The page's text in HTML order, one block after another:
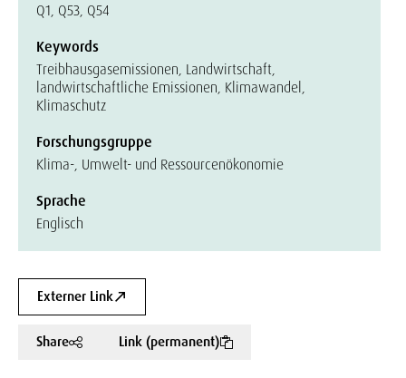
Q1, Q53, Q54
Keywords
Treibhausgasemissionen, Landwirtschaft,
landwirtschaftliche Emissionen, Klimawandel,
Klimaschutz
Forschungsgruppe
Klima-, Umwelt- und Ressourcenökonomie
Sprache
Englisch
Externer Link
Share Link (permanent)